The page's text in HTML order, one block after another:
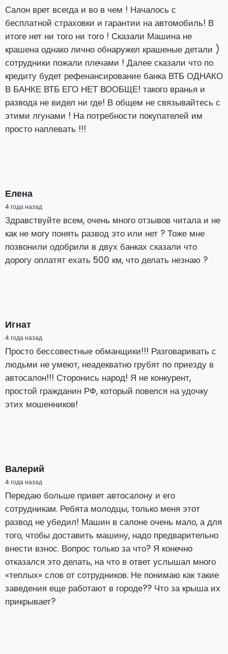
Салон врет всегда и во в чем ! Началось с
бесплатной страховки и гарантии на автомобиль! В
итоге нет ни того ни того ! Сказали Машина не
крашена однако лично обнаружел крашеные детали )
сотрудники пожали плечами ! Далее сказали что по
кредиту будет рефенансирование банка ВТБ ОДНАКО
В БАНКЕ ВТБ ЕГО НЕТ ВООБЩЕ! такого вранья и
развода не видел ни где! В общем не связывайтесь с
этими лгунами ! На потребности покупателей им
просто наплевать !!!
Елена
4 года назад
Здравствуйте всем, очень много отзывов читала и не
как не могу понять развод это или нет ? Тоже мне
позвонили одобрили в двух банках сказали что
дорогу оплатят ехать 500 км, что делать незнаю ?
Игнат
4 года назад
Просто бессовестные обманщики!!! Разговаривать с
людьми не умеют, неадекватно грубят по приезду в
автосалон!!! Сторонись народ! Я не конкурент,
простой гражданин РФ, который повелся на удочку
этих мошенников!
Валерий
4 года назад
Передаю больше привет автосалону и его
сотрудникам. Ребята молодцы, только меня этот
развод не убедил! Машин в салоне очень мало, а для
того, чтобы доставить машину, надо предварительно
внести взнос. Вопрос только за что? Я конечно
отказался это делать, на что в ответ услышал много
«теплых» слов от сотрудников. Не понимаю как такие
заведения еще работают в городе?? Что за крыша их
прикрывает?